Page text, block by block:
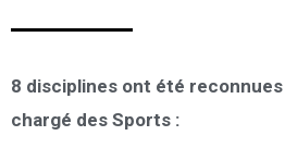
8 disciplines ont été
chargé des Sports :